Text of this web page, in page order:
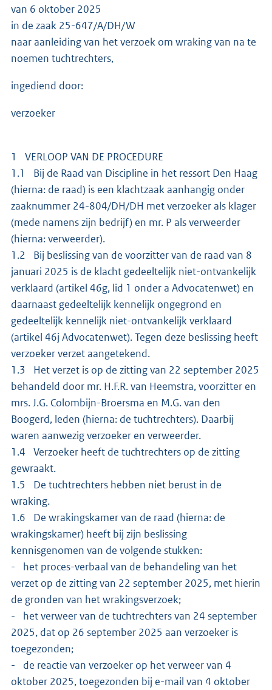
van 6 oktober 2025
in de zaak 25-647/A/DH/W
naar aanleiding van het verzoek om wraking van na te
noemen tuchtrechters,
ingediend door:
verzoeker
1 VERLOOP VAN DE PROCEDURE
1.1 Bij de Raad van Discipline in het ressort Den Haag
(hierna: de raad) is een klachtzaak aanhangig onder
zaaknummer 24-804/DH/DH met verzoeker als klager
(mede namens zijn bedrijf) en mr. P als verweerder
(hierna: verweerder).
1.2 Bij beslissing van de voorzitter van de raad van 8
januari 2025 is de klacht gedeeltelijk niet-ontvankelijk
verklaard (artikel 46g, lid 1 onder a Advocatenwet) en
daarnaast gedeeltelijk kennelijk ongegrond en
gedeeltelijk kennelijk niet-ontvankelijk verklaard
(artikel 46j Advocatenwet). Tegen deze beslissing heeft
verzoeker verzet aangetekend.
1.3 Het verzet is op de zitting van 22 september 2025
behandeld door mr. H.F.R. van Heemstra, voorzitter en
mrs. J.G. Colombijn-Broersma en M.G. van den
Boogerd, leden (hierna: de tuchtrechters). Daarbij
waren aanwezig verzoeker en verweerder.
1.4 Verzoeker heeft de tuchtrechters op de zitting
gewraakt.
1.5 De tuchtrechters hebben niet berust in de
wraking.
1.6 De wrakingskamer van de raad (hierna: de
wrakingskamer) heeft bij zijn beslissing
kennisgenomen van de volgende stukken:
- het proces-verbaal van de behandeling van het
verzet op de zitting van 22 september 2025, met hierin
de gronden van het wrakingsverzoek;
- het verweer van de tuchtrechters van 24 september
2025, dat op 26 september 2025 aan verzoeker is
toegezonden;
- de reactie van verzoeker op het verweer van 4
oktober 2025, toegezonden bij e-mail van 4 oktober